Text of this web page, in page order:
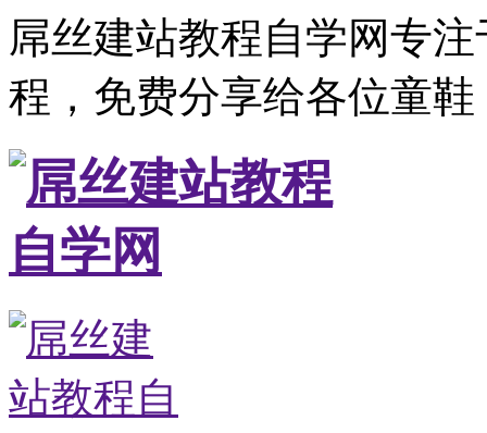
屌丝建站教程自学网专
程，免费分享给各位童